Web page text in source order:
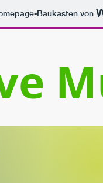
Baukasten von